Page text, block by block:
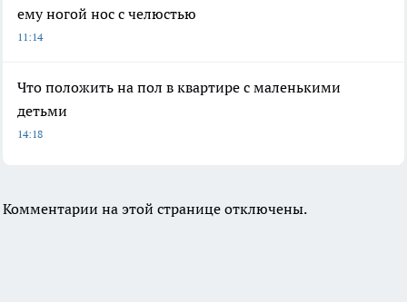
ему ногой нос с челюстью
11:14
Что положить на пол в квартире с маленькими
детьми
14:18
Комментарии на этой странице отключены.